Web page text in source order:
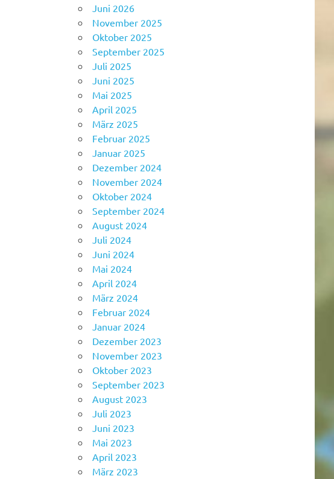
Juni 2026
November 2025
Oktober 2025
September 2025
Juli 2025
Juni 2025
Mai 2025
April 2025
März 2025
Februar 2025
Januar 2025
Dezember 2024
November 2024
Oktober 2024
September 2024
August 2024
Juli 2024
Juni 2024
Mai 2024
April 2024
März 2024
Februar 2024
Januar 2024
Dezember 2023
November 2023
Oktober 2023
September 2023
August 2023
Juli 2023
Juni 2023
Mai 2023
April 2023
März 2023